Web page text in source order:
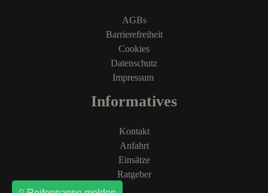
AGBs
Barrierefreiheit
Cookies
Datenschutz
Impressum
Informatives
Kontakt
Anfahrt
Einsätze
Ratgeber